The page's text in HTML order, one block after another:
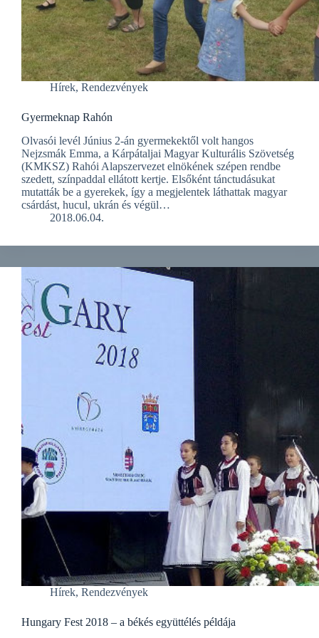
Hírek, Rendezvények
Gyermeknap Rahón
Olvasói levél Június 2-án gyermekektől volt hangos
Nejzsmák Emma, a Kárpátaljai Magyar Kulturális Szövetség
(KMKSZ) Rahói Alapszervezet elnökének szépen rendbe
szedett, színpaddal ellátott kertje. Elsőként tánctudásukat
mutatták be a gyerekek, így a megjelentek láthattak magyar
csárdást, hucul, ukrán és végül…
2018.06.04.
Hírek, Rendezvények
Hungary Fest 2018 – a békés együttélés példája